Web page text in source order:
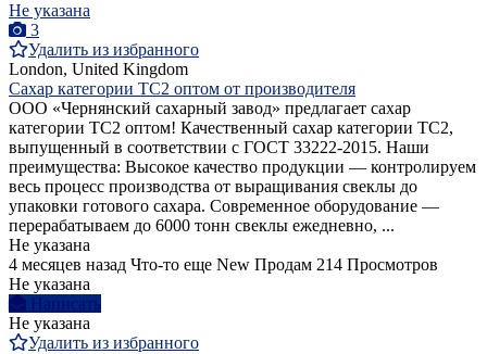
Не указана
3
Удалить из избранного
London, United Kingdom
Сахар категории ТС2 оптом от производителя
ООО «Чернянский сахарный завод» предлагает сахар
категории ТС2 оптом! Качественный сахар категории ТС2,
выпущенный в соответствии с ГОСТ 33222-2015. Наши
преимущества: Высокое качество продукции — контролируем
весь процесс производства от выращивания свеклы до
упаковки готового сахара. Современное оборудование —
перерабатываем до 6000 тонн свеклы ежедневно, ...
Не указана
4 месяцев назад Что-то еще New Продам 214 Просмотров
Не указана
Написать
Не указана
Удалить из избранного